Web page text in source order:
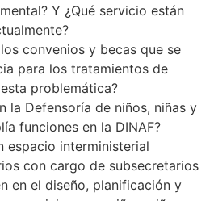
Y ¿Qué servicio están
convenios y becas que se
para los tratamientos de
problemática?
la Defensoría de niños, niñas y
funciones en la DINAF?
espacio interministerial
con cargo de subsecretarios
en el diseño, planificación y